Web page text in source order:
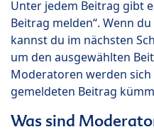
Unter jedem Beitrag gibt
Beitrag melden“. Wenn
kannst du im nächsten
um den ausgewählten
Moderatoren werden
gemeldeten Beitrag
Was sind